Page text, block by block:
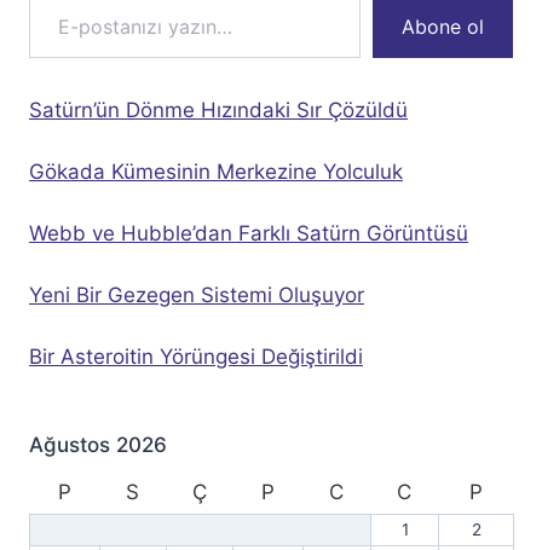
Abone ol
Satürn’ün Dönme Hızındaki Sır Çözüldü
Gökada Kümesinin Merkezine Yolculuk
Webb ve Hubble’dan Farklı Satürn Görüntüsü
Yeni Bir Gezegen Sistemi Oluşuyor
Bir Asteroitin Yörüngesi Değiştirildi
Ağustos 2026
P
S Ç P C C P
1
2